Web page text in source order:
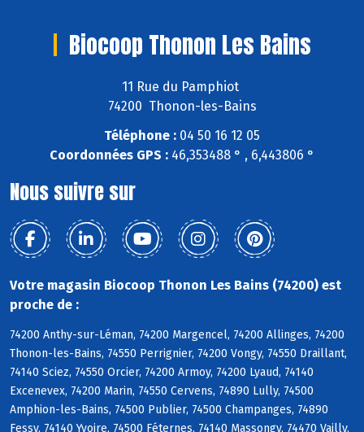
Biocoop Thonon Les Bains
11 Rue du Pamphiot
74200 Thonon-les-Bains
Téléphone : 04 50 16 12 05
Coordonnées GPS : 46,353488 ° , 6,443806 °
Nous suivre sur
Votre magasin Biocoop Thonon Les Bains (74200) est
proche de :
74200 Anthy-sur-Léman, 74200 Margencel, 74200 Allinges, 74200
Thonon-les-Bains, 74550 Perrignier, 74200 Vongy, 74550 Draillant,
74140 Sciez, 74550 Orcier, 74200 Armoy, 74200 Lyaud, 74140
Excenevex, 74200 Marin, 74550 Cervens, 74890 Lully, 74500
Amphion-les-Bains, 74500 Publier, 74500 Champanges, 74890
Fessy, 74140 Yvoire, 74500 Féternes, 74140 Massongy, 74470 Vailly,